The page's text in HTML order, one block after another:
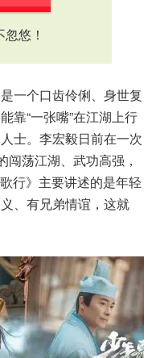
悠！
一个口齿伶俐、身世复
靠“一张嘴”在江湖上行
士。李宏毅日前在一次
闯荡江湖、武功高强，
行》主要讲述的是年轻
、有兄弟情谊，这就